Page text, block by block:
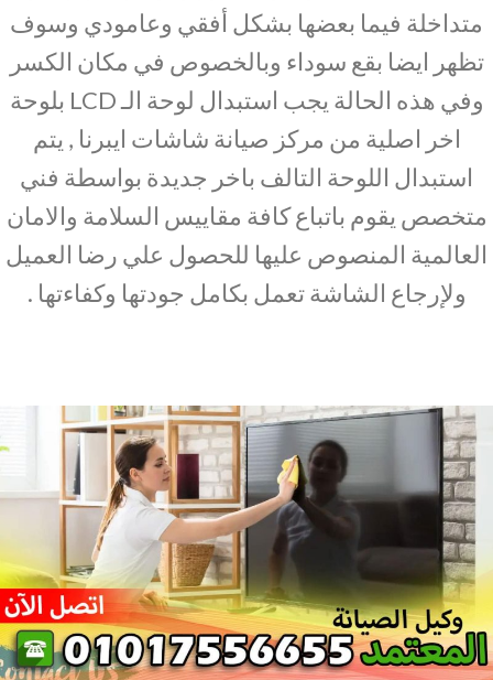
متداخلة فيما بعضها بشكل أفقي وعامودي وسوف
تظهر ايضا بقع سوداء وبالخصوص في مكان الكسر
وفي هذه الحالة يجب استبدال لوحة الـ LCD بلوحة
اخر اصلية من مركز صيانة شاشات ايبرنا , يتم
استبدال اللوحة التالف باخر جديدة بواسطة فني
متخصص يقوم باتباع كافة مقاييس السلامة والامان
العالمية المنصوص عليها للحصول علي رضا العميل
ولإرجاع الشاشة تعمل بكامل جودتها وكفاءتها .